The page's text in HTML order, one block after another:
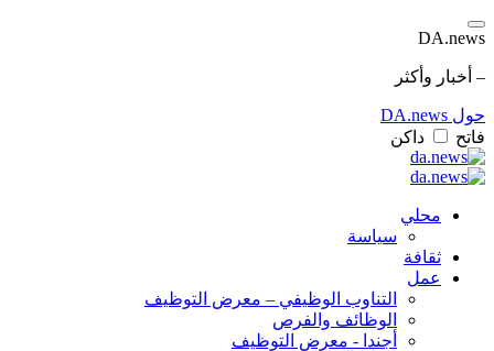
DA.news
– أخبار وأكثر
حول DA.news
فاتح
داكن
محلي
سياسة
ثقافة
عمل
التناوب الوظيفي – معرض التوظيف
الوظائف والفرص
أجندا - معرض التوظيف